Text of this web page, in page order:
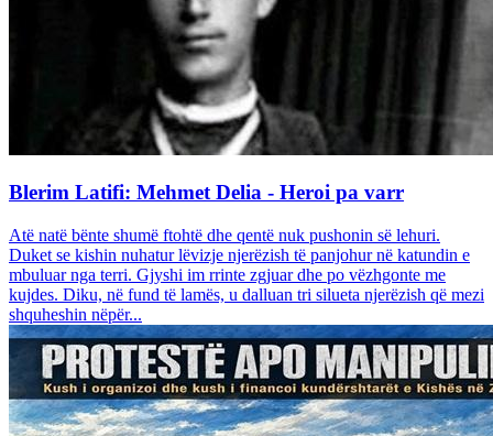
Blerim Latifi: Mehmet Delia - Heroi pa varr
Atë natë bënte shumë ftohtë dhe qentë nuk pushonin së lehuri.
Duket se kishin nuhatur lëvizje njerëzish të panjohur në katundin e
mbuluar nga terri. Gjyshi im rrinte zgjuar dhe po vëzhgonte me
kujdes. Diku, në fund të lamës, u dalluan tri silueta njerëzish që mezi
shquheshin nëpër...